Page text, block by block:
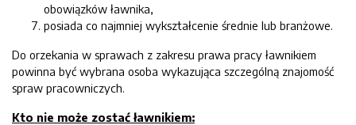
obowiązków ławnika,
posiada co najmniej wykształcenie średnie lub branżowe.
Do orzekania w sprawach z zakresu prawa pracy ławnikiem
powinna być wybrana osoba wykazująca szczególną znajomość
spraw pracowniczych.
Kto nie może zostać ławnikiem: